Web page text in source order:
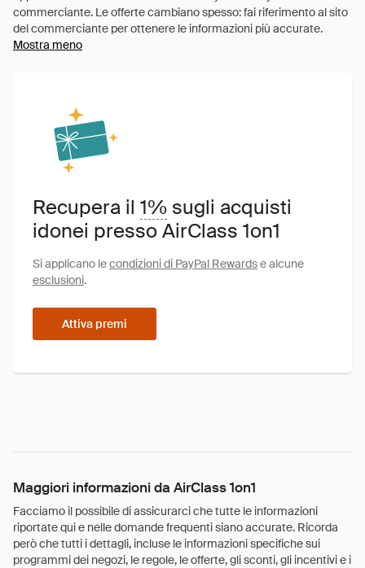
Mostra meno
Recupera il 1% sugli acquisti
idonei presso AirClass 1on1
Si applicano lecondizioni di PayPal Rewardse alcune
esclusioni.
Attiva premi
Maggiori informazioni da AirClass 1on1
Facciamo il possibile di assicurarci che tutte le informazioni
riportate qui e nelle domande frequenti siano accurate. Ricorda
però che tutti i dettagli, incluse le informazioni specifiche sui
programmi dei negozi, le regole, le offerte, gli sconti, gli incentivi e i